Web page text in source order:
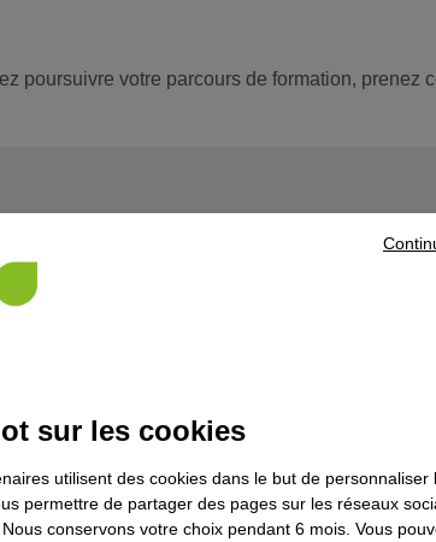
poursuivre votre parcours de formation, prenez
des installations de chauffage,
d'air et de leur générateur fioul -
maintenance d'équipements
sur les cookies
utilisent des cookies dans le but de personnaliser
permettre de partager des pages sur les réseaux
conservons votre choix pendant 6 mois. Vous